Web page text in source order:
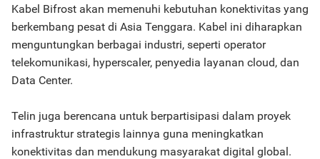
Kabel Bifrost akan memenuhi kebutuhan konektivitas yang
berkembang pesat di Asia Tenggara. Kabel ini diharapkan
menguntungkan berbagai industri, seperti operator
telekomunikasi, hyperscaler, penyedia layanan cloud, dan
Data Center.
Telin juga berencana untuk berpartisipasi dalam proyek
infrastruktur strategis lainnya guna meningkatkan
konektivitas dan mendukung masyarakat digital global.